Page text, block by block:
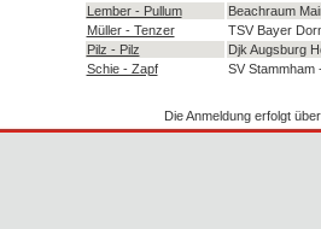
Lember - Pullum
Beachraum
Müller - Tenzer
TSV Bayer
Pilz - Pilz
Djk Augsburg
Schie - Zapf
SV Stammham
Die Anmeldung erfolgt